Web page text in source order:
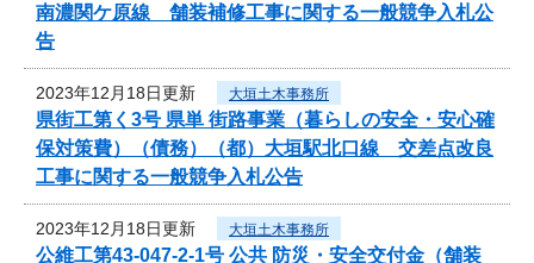
南濃関ケ原線 舗装補修工事に関する一般競争入札公
告
2023年12月18日更新 大垣土木事務所
県街工第く3号 県単 街路事業（暮らしの安全・安心確
保対策費）（債務）（都）大垣駅北口線 交差点改良
工事に関する一般競争入札公告
2023年12月18日更新 大垣土木事務所
公維工第43-047-2-1号 公共 防災・安全交付金（舗装